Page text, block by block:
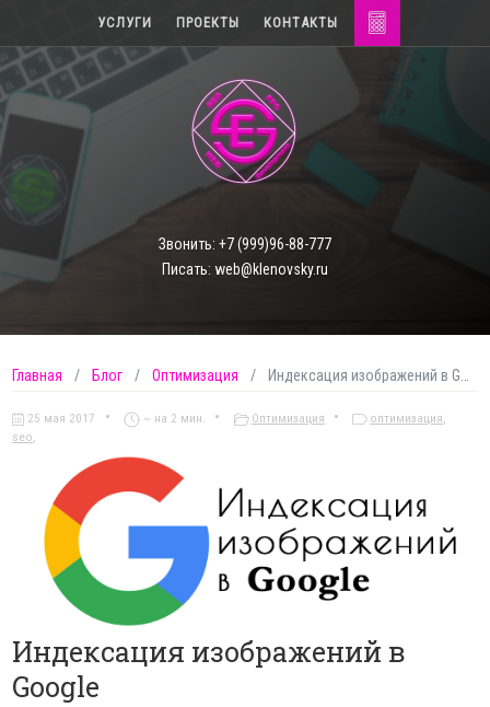
УСЛУГИ ПРОЕКТЫ КОНТАКТЫ
Звонить: +7 (999)96-88-777
Писать: web@klenovsky.ru
Главная Блог Оптимизация Индексация изображений в Google
25 мая 2017 • ~ на 2 мин. • Оптимизация • оптимизация,
seo
Индексация изображений в
Google